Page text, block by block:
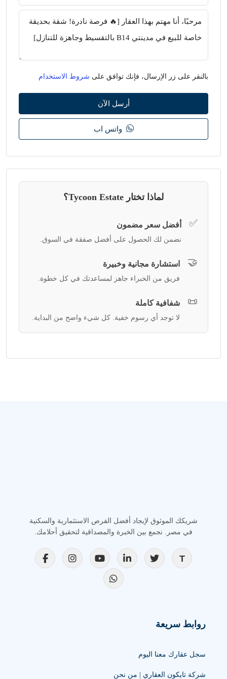
بالنقر على زر الإرسال، فإنك توافق على شروط الاستخدام
أرسل الآن
واتس اب
لماذا تختار Tycoon Estate؟
✅ أفضل سعر مضمون
نضمن لك الحصول على أفضل صفقة في السوق.
🤝 استشارة مجانية وخبيرة
فريق من الخبراء جاهز لمساعدتك في كل خطوة.
📜 شفافية كاملة
لا توجد أي رسوم خفية. كل شيء واضح من البداية.
شريكك الموثوق لإيجاد أفضل الفرص الاستثمارية والسكنية
في مصر. نجمع بين الخبرة والمصداقية لتحقيق أحلامك.
روابط سريعة
سجل عقارك معنا اليوم
شركة تايكون العقاري | من نحن